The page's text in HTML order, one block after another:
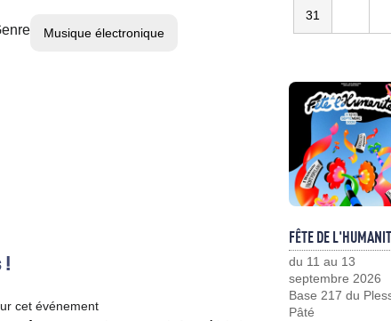
Musique électronique
!
cet événement
31
FÊTE DE
du 11 au 13
septembre 2026
Base 217 du
Pâté